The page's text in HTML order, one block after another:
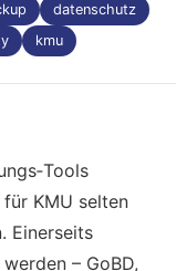
datenschutz
kmu
KMU selten
Einerseits
– GoBD,